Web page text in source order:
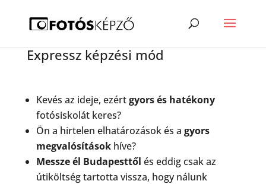
Expressz képzési mód
Kevés az ideje, ezértgyors és hatékony
fotósiskolát keres?
Ön a hirtelen elhatározások és a gyors
megvalósításokhíve?
Messze él Budapesttől és eddig csak az
útiköltség tartotta vissza, hogy nálunk